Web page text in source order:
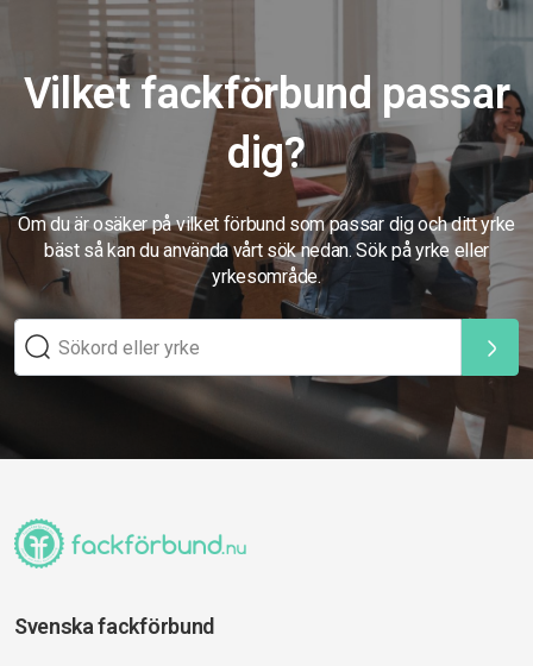
Vilket fackförbund passar
dig?
Om du är osäker på vilket förbund som passar dig och ditt yrke
bäst så kan du använda vårt sök nedan. Sök på yrke eller
yrkesområde.
Svenska fackförbund